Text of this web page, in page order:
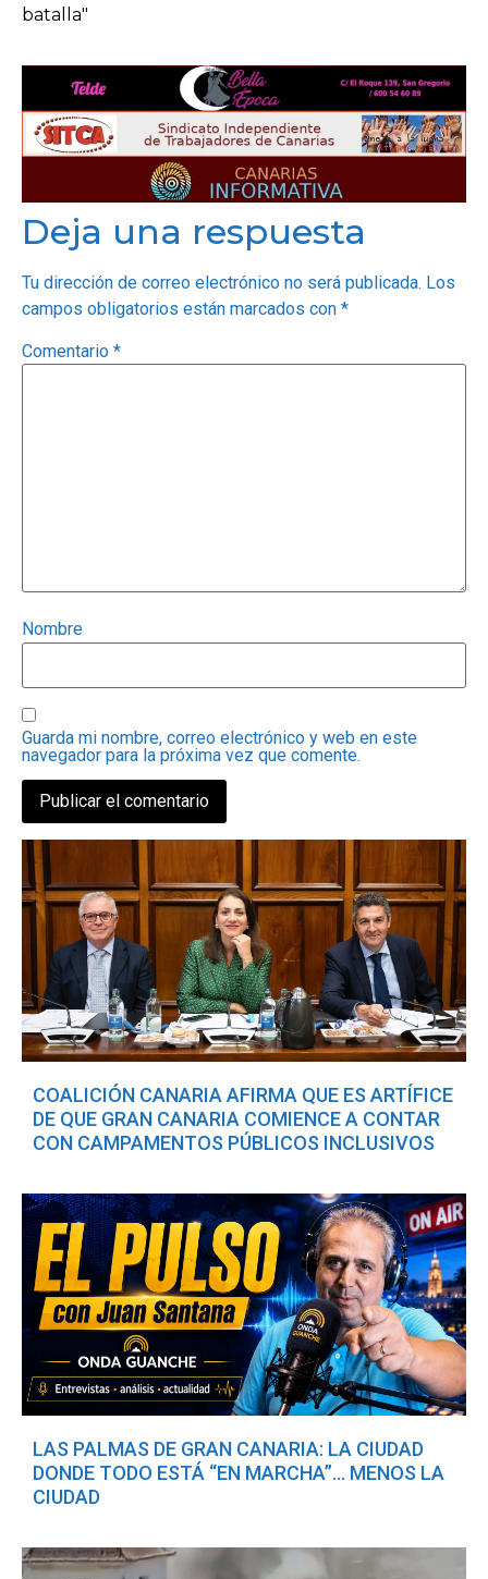
batalla"
Deja una respuesta
Tu dirección de correo electrónico no será publicada. Los
campos obligatorios están marcados con *
Comentario *
Nombre
Guarda mi nombre, correo electrónico y web en este
navegador para la próxima vez que comente.
COALICIÓN CANARIA AFIRMA QUE ES ARTÍFICE
DE QUE GRAN CANARIA COMIENCE A CONTAR
CON CAMPAMENTOS PÚBLICOS INCLUSIVOS
LAS PALMAS DE GRAN CANARIA: LA CIUDAD
DONDE TODO ESTÁ “EN MARCHA”… MENOS LA
CIUDAD